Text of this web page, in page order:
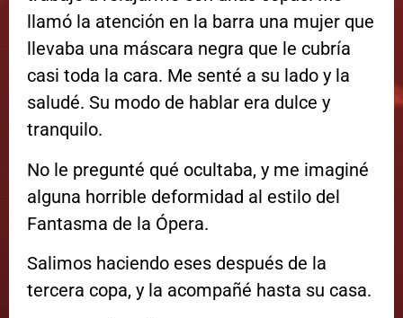
llamó la atención en la barra una mujer que
llevaba una máscara negra que le cubría
casi toda la cara. Me senté a su lado y la
saludé. Su modo de hablar era dulce y
tranquilo.
No le pregunté qué ocultaba, y me imaginé
alguna horrible deformidad al estilo del
Fantasma de la Ópera.
Salimos haciendo eses después de la
tercera copa, y la acompañé hasta su casa.